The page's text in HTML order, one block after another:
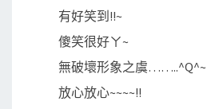
有好笑到!!~
傻笑很好ㄚ~
無破壞形象之虞……..^Q^~
放心放心~~~~!!